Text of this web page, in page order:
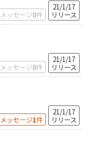
メッセージ0件
21/1/17
リリース
メッセージ0件
21/1/17
リリース
メッセージ1件
21/1/17
リリース